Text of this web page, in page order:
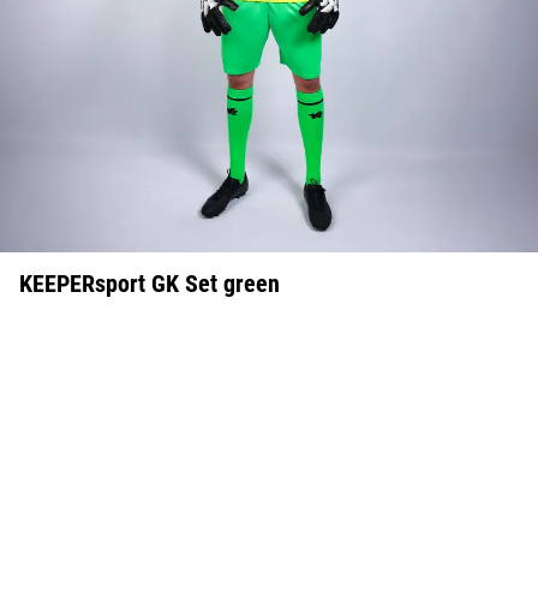
KEEPERsport GK Set green